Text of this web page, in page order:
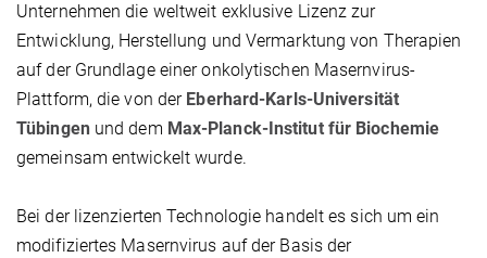
Unternehmen die weltweit exklusive Lizenz zur
Entwicklung, Herstellung und Vermarktung von Therapien
auf der Grundlage einer onkolytischen Masernvirus-
Plattform, die von der Eberhard-Karls-Universität
Tübingen und dem Max-Planck-Institut für Biochemie
gemeinsam entwickelt wurde.
Bei der lizenzierten Technologie handelt es sich um ein
modifiziertes Masernvirus auf der Basis der